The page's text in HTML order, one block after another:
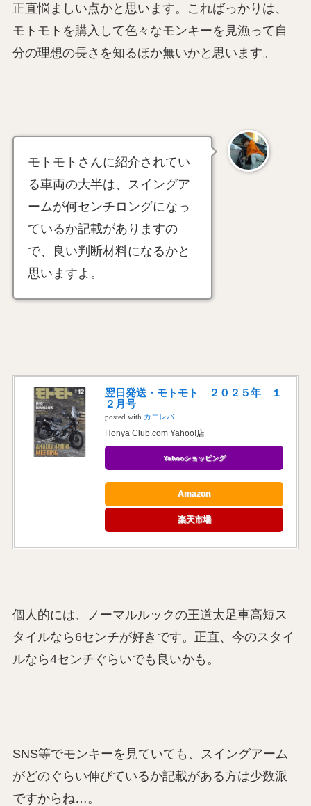
正直悩ましい点かと思います。こればっかりは、
モトモトを購入して色々なモンキーを見漁って自
分の理想の長さを知るほか無いかと思います。
モトモトさんに紹介されてい
る車両の大半は、スイングア
ームが何センチロングになっ
ているか記載がありますの
で、良い判断材料になるかと
思いますよ。
翌日発送・モトモト ２０２５年 １
２月号
posted with カエレバ
Honya Club.com Yahoo!店
Yahooショッピング
Amazon
楽天市場
個人的には、ノーマルルックの王道太足車高短ス
タイルなら6センチが好きです。正直、今のスタイ
ルなら4センチぐらいでも良いかも。
SNS等でモンキーを見ていても、スイングアーム
がどのぐらい伸びているか記載がある方は少数派
ですからね…。